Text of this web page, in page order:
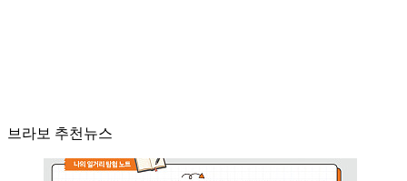
브라보 추천뉴스